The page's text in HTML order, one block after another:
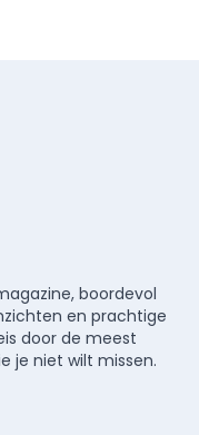
boordevol
en prachtige
door de meest
je niet wilt missen.